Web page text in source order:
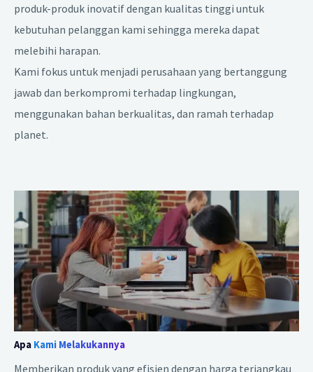
produk-produk inovatif dengan kualitas tinggi untuk
kebutuhan pelanggan kami sehingga mereka dapat
melebihi harapan.
Kami fokus untuk menjadi perusahaan yang bertanggung
jawab dan berkompromi terhadap lingkungan,
menggunakan bahan berkualitas, dan ramah terhadap
planet.
Apa Kami Melakukannya
Memberikan produk yang efisien dengan harga terjangkau